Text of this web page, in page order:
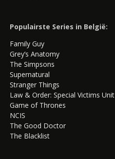
Populairste Series in België:
Family Guy
Grey’s Anatomy
The Simpsons
Supernatural
Stranger Things
Law & Order: Special Victims Unit
Game of Thrones
NCIS
The Good Doctor
The Blacklist